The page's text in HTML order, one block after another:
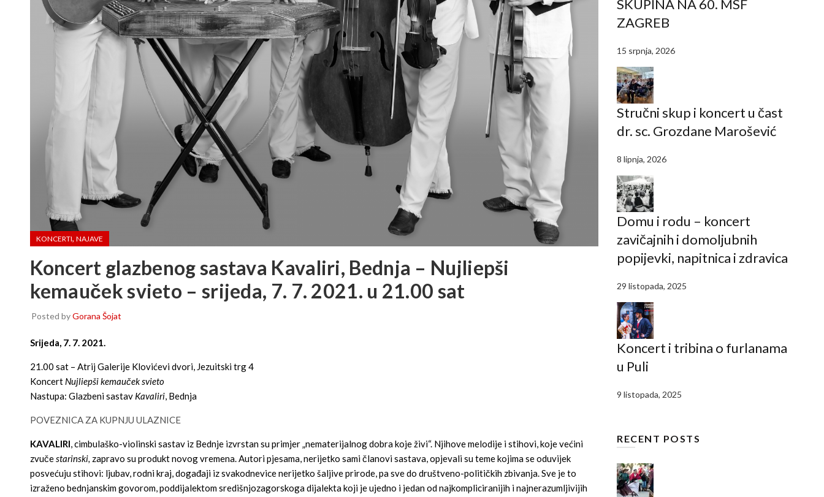
KONCERTI, NAJAVE
Koncert glazbenog sastava Kavaliri, Bednja – Nujliepši
kemauček svieto – srijeda, 7. 7. 2021. u 21.00 sat
Posted byGorana Šojat
Srijeda, 7. 7. 2021.
21.00 sat – Atrij Galerije Klovićevi dvori, Jezuitski trg 4
Koncert Nujliepši kemauček svieto
Nastupa: Glazbeni sastav Kavaliri, Bednja
POVEZNICA ZA KUPNJU ULAZNICE
KAVALIRI, cimbulaško-violinski sastav iz Bednje izvrstan su primjer „nematerijalnog dobra koje živi“. Njihove melodije i stihovi, koje većini
zvučestarinski, zapravo su produkt novog vremena. Autori pjesama, nerijetko sami članovi sastava, opjevali su teme kojima se oduvijek
posvećuju stihovi: ljubav, rodni kraj, događaji iz svakodnevice nerijetko šaljive prirode, pa sve do društveno-političkih zbivanja. Sve je to
izraženo bednjanskim govorom, poddijalektom središnjozagorskoga dijalekta koji je ujedno i jedan od najkompliciranijih i najnerazumljivijih
SKUPINA NA 60. MSF
ZAGREB
15 srpnja, 2026
Stručni skup i koncert u čast
dr. sc. Grozdane Marošević
8 lipnja, 2026
Domu i rodu – koncert
zavičajnih i domoljubnih
popijevki, napitnica i zdravica
29 listopada, 2025
Koncert i tribina o furlanama
u Puli
9 listopada, 2025
RECENT POSTS